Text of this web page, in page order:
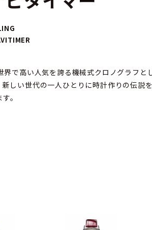
で高い人気を誇る機械式クロノグラフと
しい世代の一人ひとりに時計作りの伝説を
。